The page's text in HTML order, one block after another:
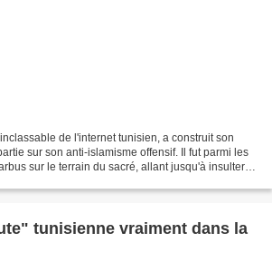
de l'internet tunisien, a construit son
sur son anti-islamisme offensif. Il fut parmi les
sur le terrain du sacré, allant jusqu'à insulter
tunisienne vraiment dans la